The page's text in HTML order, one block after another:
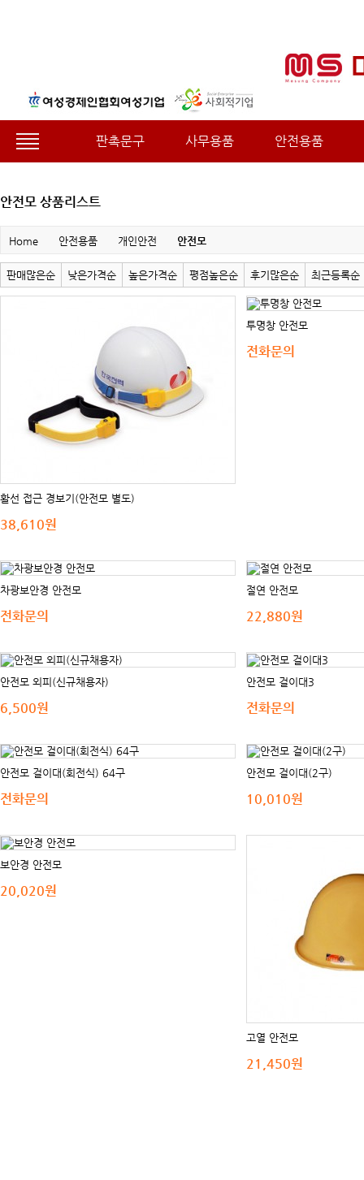
판촉문구 사무용품 안전용품
안전모 상품리스트
Home 안전용품 개인안전 안전모
판매많은순 낮은가격순 높은가격순 평점높은순 후기많은순 최근등록순
활선 접근 경보기(안전모 별도)
38,610원
투명창 안전모
전화문의
차광보안경 안전모
전화문의
절연 안전모
22,880원
안전모 외피(신규채용자)
6,500원
안전모 걸이대3
전화문의
안전모 걸이대(회전식) 64구
전화문의
안전모 걸이대(2구)
10,010원
보안경 안전모
20,020원
고열 안전모
21,450원